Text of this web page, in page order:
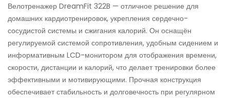
Велотренажер DreamFit 322B — отличное решение для
домашних кардиотренировок, укрепления сердечно-
сосудистой системы и сжигания калорий. Он оснащён
регулируемой системой сопротивления, удобным сидением и
информативным LCD-монитором для отображения времени,
скорости, дистанции и калорий, что делает тренировки более
эффективными и мотивирующими. Прочная конструкция
обеспечивает стабильность и долговечность при регулярном